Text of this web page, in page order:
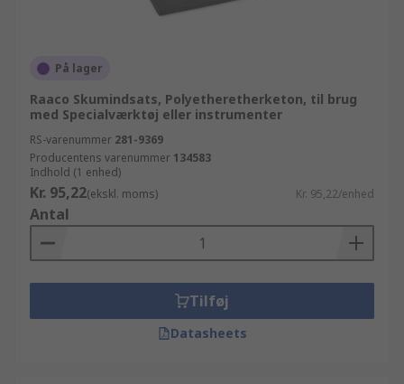
På lager
Raaco Skumindsats, Polyetheretherketon, til brug
med Specialværktøj eller instrumenter
RS-varenummer 281-9369
Producentens varenummer 134583
Indhold (1 enhed)
Kr. 95,22(ekskl. moms) Kr. 95,22/enhed
Antal
Tilføj
Datasheets